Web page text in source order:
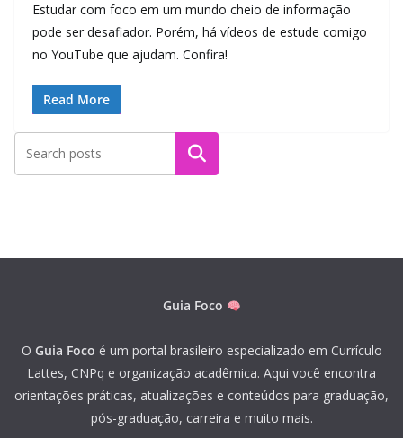
Estudar com foco em um mundo cheio de informação
pode ser desafiador. Porém, há vídeos de estude comigo
no YouTube que ajudam. Confira!
Read More
Pesquisar
Guia Foco
O Guia Foco é um portal brasileiro especializado em Currículo
Lattes, CNPq e organização acadêmica. Aqui você encontra
orientações práticas, atualizações e conteúdos para graduação,
pós-graduação, carreira e muito mais.